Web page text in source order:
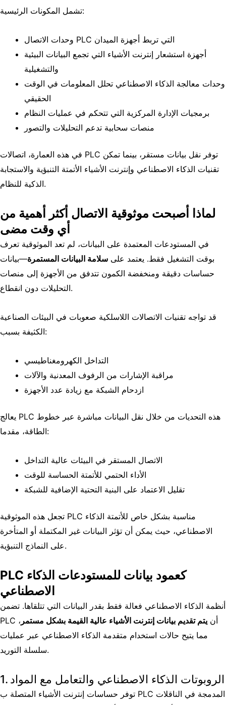
تشمل المكونات الرئيسية:
وحدات الاتصال PLC التي تربط أجهزة الميدان
أجهزة استشعار إنترنت الأشياء التي تجمع البيانات البيئية
والتشغيلية
وحدات معالجة الذكاء الاصطناعي تحلل المعلومات في الوقت
الحقيقي
برمجيات الإدارة المركزية التي تتحكم في عمليات النظام
منصات سحابية تدعم التحليلات والتصور
في هذه العمارة، اتصالات PLC
تقنيات الذكاء الاصطناعي وإنترنت الأشياء الأتمتة التنبؤية والاستجابة
الذكية للنظام.
لماذا أصبحت موثوقية الاتصال أكثر أهمية من
أي وقت مضى
في المستودعات المعتمدة على البيانات، لم تعد الموثوقية تعرف
بوقت التشغيل فقط. يعتمد على سلامة البيانات المستمرة—بيانات
حساسات دقيقة ومنخفضة الكمون تتدفق من الأجهزة إلى منصات
التحليلات دون انقطاع.
قد تواجه تقنيات الاتصالات اللاسلكية صعوبات في البيئات الصناعية
الكثيفة بسبب:
التداخل الكهرومغناطيسي
مراقبة الإشارات من الرفوف المعدنية والآلات
ازدحام الشبكة مع زيادة عدد الأجهزة
يعالج PLC هذه التحديات من خلال نقل البيانات مباشرة عبر خطوط
الطاقة، مقدما:
الاتصال المستقر في البيئات عالية التداخل
الأداء الحتمي للأتمتة الحساسة للوقت
تقليل الاعتماد على البنية التحتية الإضافية للشبكة
تجعل هذه الموثوقية PLC مناسبة بشكل خاص للأتمتة الذكاء
الاصطناعي، حيث يمكن أن تؤثر البيانات غير المكتملة أو المتأخرة
على النماذج التنبؤية.
PLC كعمود بيانات للمستودعات الذكاء
الاصطناعي
أنظمة الذكاء الاصطناعي فعالة فقط بقدر البيانات التي تتلقاها. تضمن
PLC أن يتم تقديم بيانات إنترنت الأشياء عالية القيمة بشكل مستمر ،
مما يتيح حالات استخدام متقدمة الذكاء الاصطناعي عبر عمليات
سلسلة التوريد.
1. الروبوتات الذكاء الاصطناعي والتعامل مع المواد
توفر حساسات إنترنت الأشياء المتصلة ب PLC المدمجة في الناقلات